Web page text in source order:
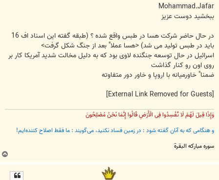
ت
Mohammad.Jafar
ببخشید دوست عزیز
در حال حاضر شرکت هسا در طبس واقع شده ؟ (طبقه گفته این اسناد اف 16
باید در طبس تولید می شد) <هسا عملا" بعد از جنگ شکل گرفت>
اسرائیل در حال توسعه جنگنده لاوی بود که به دلیل مخالت شدید آمریکا کار بر
روی اون رو کنار گذاشت
ضمنا" خاورمیانه با اروپا و خاور دور متفاوته
وَإِذَا قِیلَ لَهُمْ لَا تُفْسِدُوا فِی الْأَرْضِ قَالُوا إِنَّمَا نَحْنُ مُصْلِحُونَ
و هنگامی که به آنان گفته شود : در زمین فساد نکنید، می‌گویند : ما فقط اصلاح‌ کننده‌ایم!
سوره مبارکه البقرة
ب
ا